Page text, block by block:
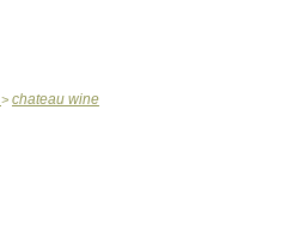
> chateau wine